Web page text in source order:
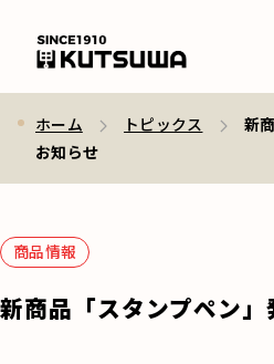
ホーム トピックス
新
お知らせ
商品情報
新商品「スタンプペン